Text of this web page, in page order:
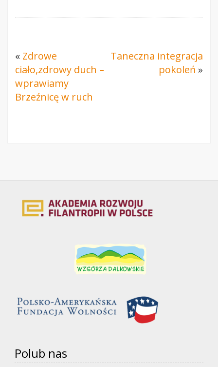
« Zdrowe
ciało,zdrowy duch –
wprawiamy
Brzeźnicę w ruch
Taneczna integracja
pokoleń »
Polub nas